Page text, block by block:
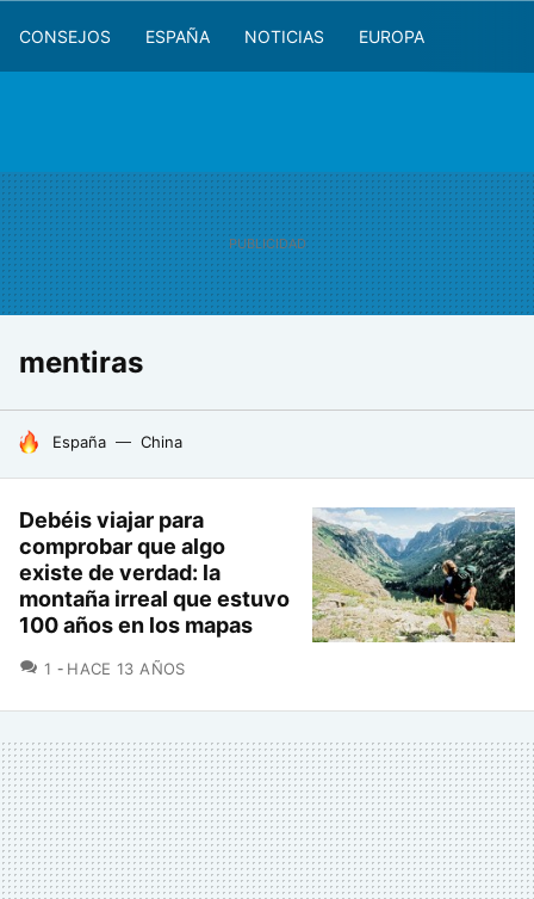
CONSEJOS ESPAÑA NOTICIAS EUROPA
mentiras
HOY SE HABLA DE
España China
Debéis viajar para
comprobar que algo
existe de verdad: la
montaña irreal que estuvo
100 años en los mapas
1 COMENTARIOS
HACE 13 AÑOS